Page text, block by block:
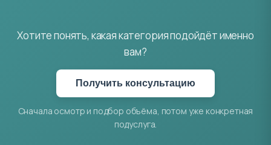
Хотите понять, какая категория подойдёт именно
вам?
Получить консультацию
Сначала осмотр и подбор объёма, потом уже конкретная
подуслуга.